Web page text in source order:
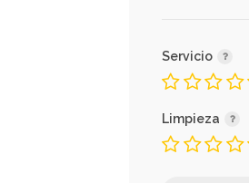
Servicio
Limpieza